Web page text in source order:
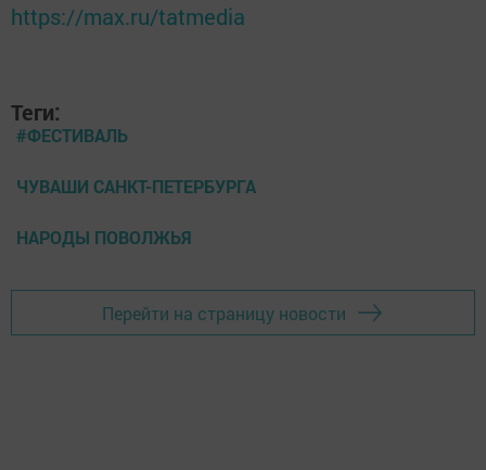
https://max.ru/tatmedia
Теги:
#ФЕСТИВАЛЬ
ЧУВАШИ САНКТ-ПЕТЕРБУРГА
НАРОДЫ ПОВОЛЖЬЯ
Перейти на страницу новости